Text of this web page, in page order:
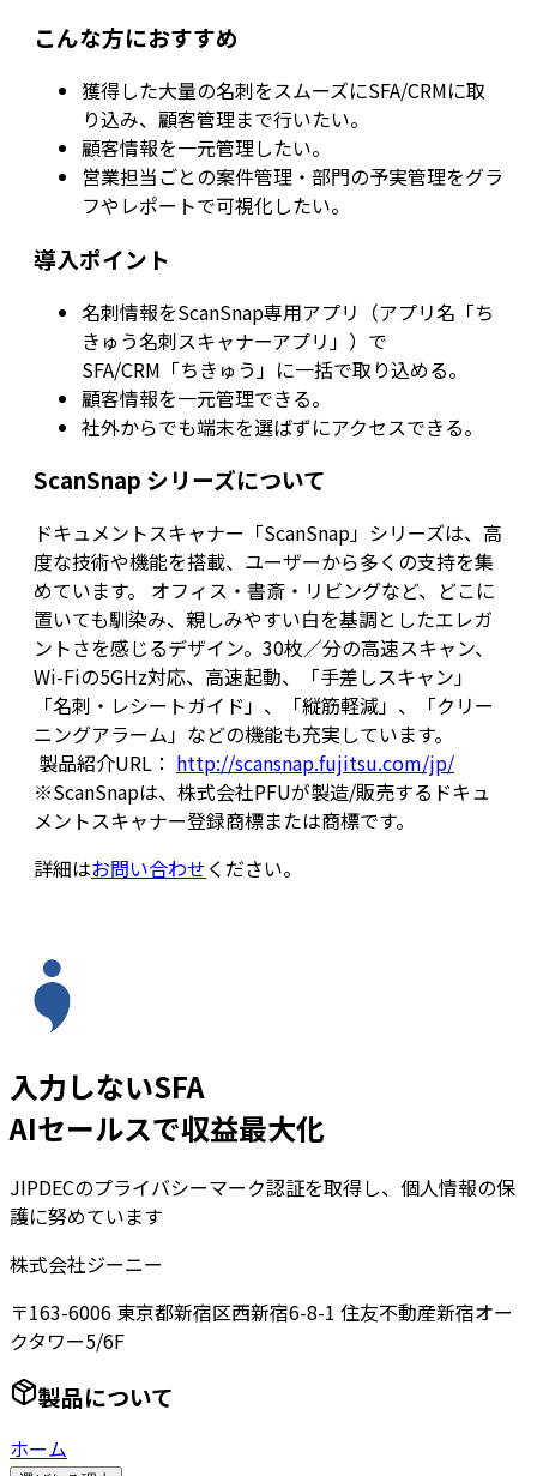
こんな方におすすめ
獲得した大量の名刺をスムーズにSFA/CRMに取
り込み、顧客管理まで行いたい。
顧客情報を一元管理したい。
営業担当ごとの案件管理・部門の予実管理をグラ
フやレポートで可視化したい。
導入ポイント
名刺情報をScanSnap専用アプリ（アプリ名「ち
きゅう名刺スキャナーアプリ」）で
SFA/CRM「ちきゅう」に一括で取り込める。
顧客情報を一元管理できる。
社外からでも端末を選ばずにアクセスできる。
ScanSnap シリーズについて
ドキュメントスキャナー「ScanSnap」シリーズは、高
度な技術や機能を搭載、ユーザーから多くの支持を集
めています。 オフィス・書斎・リビングなど、どこに
置いても馴染み、親しみやすい白を基調としたエレガ
ントさを感じるデザイン。30枚／分の高速スキャン、
Wi-Fiの5GHz対応、高速起動、「手差しスキャン」
「名刺・レシートガイド」、「縦筋軽減」、「クリー
ニングアラーム」などの機能も充実しています。
製品紹介URL： http://scansnap.fujitsu.com/jp/
※ScanSnapは、株式会社PFUが製造/販売するドキュ
メントスキャナー登録商標または商標です。
詳細はお問い合わせください。
入力しないSFA
AIセールスで収益最大化
JIPDECのプライバシーマーク認証を取得し、個人情報の保
護に努めています
株式会社ジーニー
〒163-6006 東京都新宿区西新宿6-8-1 住友不動産新宿オー
クタワー5/6F
製品について
ホーム